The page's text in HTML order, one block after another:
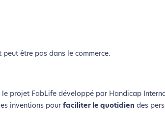
ça vous
peut être pas dans le commerce.
le projet FabLife développé par Handicap
inventions pourfaciliter le quotidien des